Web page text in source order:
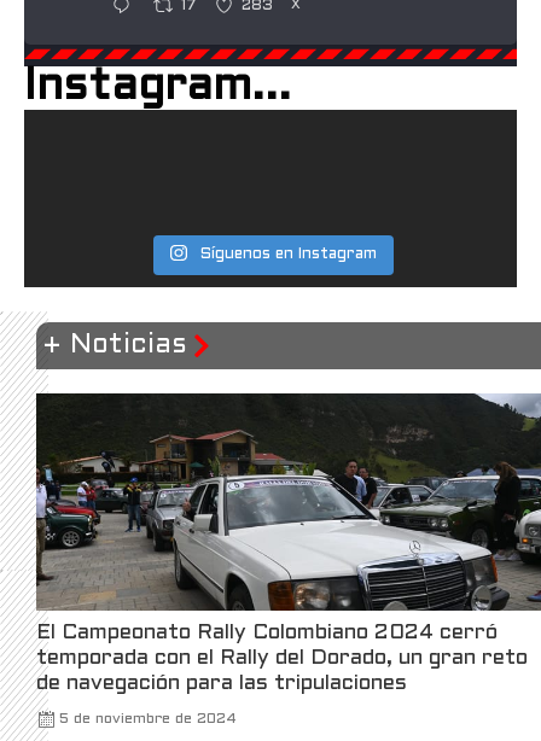
17 283 X
Manduka @mandukayoga · 5 Mar
Designed for total control in every transition.
The PRO® Mat is built to outlast trends—and
your toughest flows. Backed by a lifetime
NextDecade @nextdecadelng 4 Mar
We’ve dedicated more than $300,000 to
LNG safety demonstrations, helping Rio
Grande Valley residents and students alike
understand the role LNG plays in energy
innovation, and sustainability.
Data is from July 2023 – December 2025.
5
Instagram...
Síguenos en Instagram
+ Noticias
El Campeonato Rally Colombiano 2024 cerró
temporada con el Rally del Dorado, un gran reto
de navegación para las tripulaciones
5 de noviembre de 2024